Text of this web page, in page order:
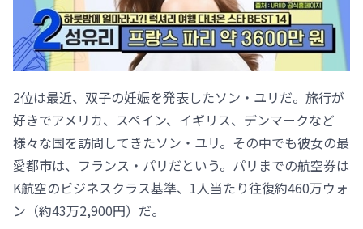
2位は最近、双子の妊娠を発表したソン・ユリだ。旅行が
好きでアメリカ、スペイン、イギリス、デンマークなど
様々な国を訪問してきたソン・ユリ。その中でも彼女の最
愛都市は、フランス・パリだという。パリまでの航空券は
K航空のビジネスクラス基準、1人当たり往復約460万ウォ
ン（約43万2,900円）だ。